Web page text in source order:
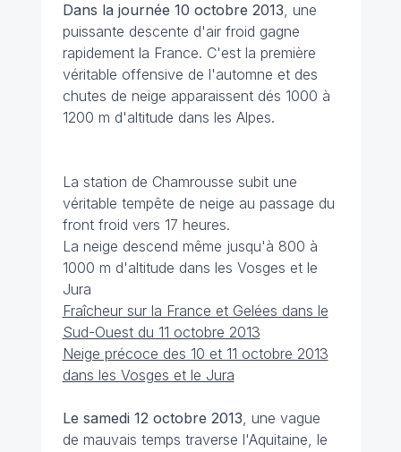
Dans la journée 10 octobre 2013, une
puissante descente d'air froid gagne
rapidement la France. C'est la première
véritable offensive de l'automne et des
chutes de neige apparaissent dés 1000 à
1200 m d'altitude dans les Alpes.
La station de Chamrousse subit une
véritable tempête de neige au passage du
front froid vers 17 heures.
La neige descend même jusqu'à 800 à
1000 m d'altitude dans les Vosges et le
Jura
Fraîcheur sur la France et Gelées dans le
Sud-Ouest du 11 octobre 2013
Neige précoce des 10 et 11 octobre 2013
dans les Vosges et le Jura
Le samedi 12 octobre 2013, une vague
de mauvais temps traverse l'Aquitaine, le